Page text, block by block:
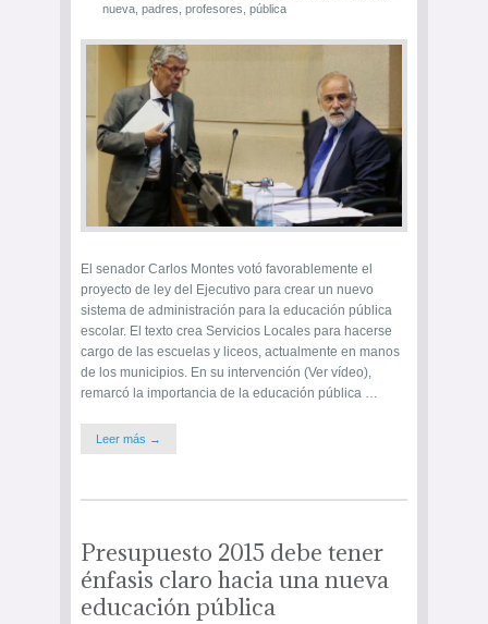
nueva padres profesores pública
El senador Carlos Montes votó favorablemente el
proyecto de ley del Ejecutivo para crear un nuevo
sistema de administración para la educación pública
escolar. El texto crea Servicios Locales para hacerse
cargo de las escuelas y liceos, actualmente en manos
de los municipios. En su intervención (Ver vídeo),
remarcó la importancia de la educación pública …
Leer más →
Presupuesto 2015 debe tener
énfasis claro hacia una nueva
educación pública